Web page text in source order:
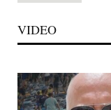
VIDEO